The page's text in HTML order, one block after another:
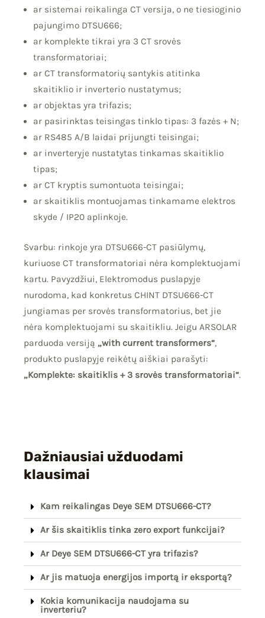
ar sistemai reikalinga CT versija, o ne tiesioginio
pajungimo DTSU666;
ar komplekte tikrai yra 3 CT srovės
transformatoriai;
ar CT transformatorių santykis atitinka
skaitiklio ir inverterio nustatymus;
ar objektas yra trifazis;
ar pasirinktas teisingas tinklo tipas: 3 fazės + N;
ar RS485 A/B laidai prijungti teisingai;
ar inverteryje nustatytas tinkamas skaitiklio
tipas;
ar CT kryptis sumontuota teisingai;
ar skaitiklis montuojamas tinkamame elektros
skyde / IP20 aplinkoje.
Svarbu: rinkoje yra DTSU666-CT pasiūlymų,
kuriuose CT transformatoriai nėra komplektuojami
kartu. Pavyzdžiui, Elektromodus puslapyje
nurodoma, kad konkretus CHINT DTSU666-CT
jungiamas per srovės transformatorius, bet jie
nėra komplektuojami su skaitikliu. Jeigu ARSOLAR
parduoda versiją „with current transformers“,
produkto puslapyje reikėtų aiškiai parašyti:
„Komplekte: skaitiklis + 3 srovės transformatoriai“.
Dažniausiai užduodami
klausimai
Kam reikalingas Deye SEM DTSU666-CT?
Ar šis skaitiklis tinka zero export funkcijai?
Ar Deye SEM DTSU666-CT yra trifazis?
Ar jis matuoja energijos importą ir eksportą?
Kokia komunikacija naudojama su
inverteriu?